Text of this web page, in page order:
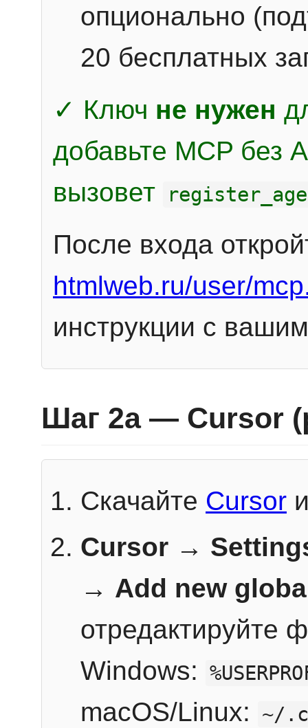
опционально
20 бесплатных
✓ Ключ не нужен
добавьте MCP без
вызовет
После входа
htmlweb.ru/user/
инструкции с
Шаг 2a — Cursor
Скачайте Cursor
Cursor →
→ Add new
отредактируйте
Windows:
macOS/Linux: ~/